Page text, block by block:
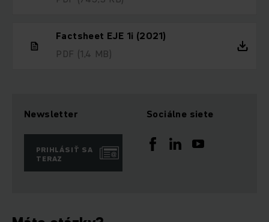
Factsheet EJE 1i (2021)
PDF (1,4 MB)
Newsletter
PRIHLÁSIŤ SA
TERAZ
Sociálne siete